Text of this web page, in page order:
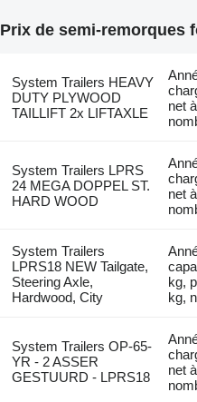
Prix de semi-remorques
System Trailers HEAVY
DUTY PLYWOOD
TAILLIFT 2x LIFTAXLE
net
System Trailers LPRS
24 MEGA DOPPEL ST.
HARD WOOD
net
System Trailers
LPRS18 NEW Tailgate,
Steering Axle,
Hardwood, City
kg,
kg,
System Trailers OP-65-
YR - 2 ASSER
GESTUURD - LPRS18
net